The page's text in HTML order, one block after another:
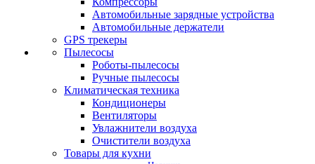
Автомобильные зарядные устройства
Автомобильные держатели
GPS трекеры
Пылесосы
Роботы-пылесосы
Ручные пылесосы
Климатическая техника
Кондиционеры
Вентиляторы
Увлажнители воздуха
Очистители воздуха
Товары для кухни